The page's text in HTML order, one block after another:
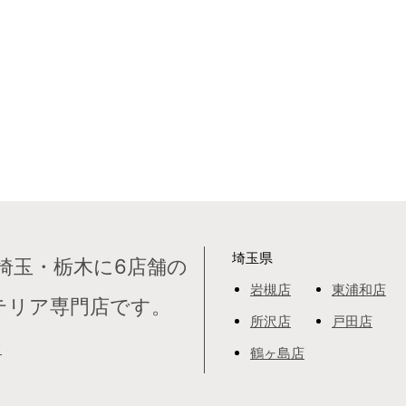
玉・栃木に6店舗の
ア専門店です。
埼玉県
岩槻店
東浦和店
所沢店
戸田店
鶴ヶ島店